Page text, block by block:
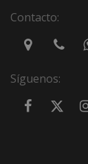
Contacto:
Síguenos: